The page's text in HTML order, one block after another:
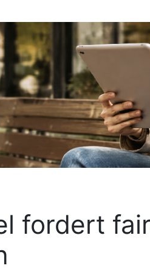
fordert